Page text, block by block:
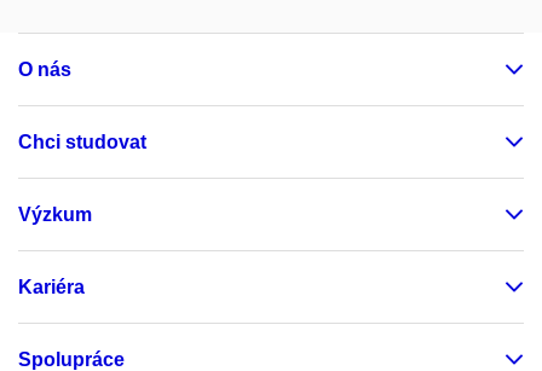
O nás
Chci studovat
Výzkum
Kariéra
Spolupráce